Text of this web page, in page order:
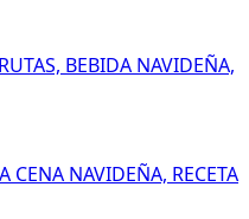
BEBIDA NAVIDEÑA,
CENA NAVIDEÑA, RECETA